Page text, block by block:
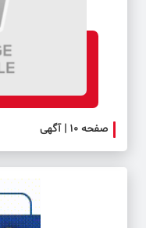
نماینده گفتمان دولت
صفحه ۱۰ | آگهی